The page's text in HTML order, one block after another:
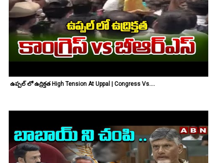
ఉప్పల్ లో ఉద్రిక్తత High Tension At Uppal | Congress Vs....